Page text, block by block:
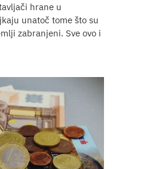
hrane u
unatoč tome što su
zabranjeni. Sve ovo i